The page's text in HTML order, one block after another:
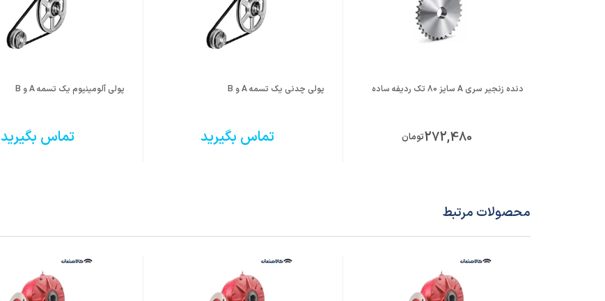
دنده زنجیر سری A سایز 80 تک ردیفه ساده
272,480تومان
پولی چدنی یک تسمه A و B
تماس بگیرید
پولی آلومینیوم یک تسمه A و B
تماس بگیرید
محصولات مرتبط